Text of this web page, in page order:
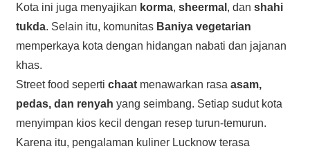
Kota ini juga menyajikan korma, sheermal , dan shahi
tukda. Selain itu, komunitas Baniya vegetarian
memperkaya kota dengan hidangan nabati dan jajanan
khas.
Street food seperti chaatmenawarkan rasa asam,
pedas, dan renyah yang seimbang. Setiap sudut kota
menyimpan kios kecil dengan resep turun-temurun.
Karena itu, pengalaman kuliner Lucknow terasa